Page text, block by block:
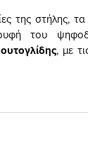
της στήλης,
του
, με